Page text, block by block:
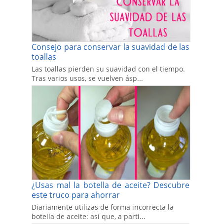
Consejo para conservar la suavidad de las
toallas
Las toallas pierden su suavidad con el tiempo.
Tras varios usos, se vuelven ásp...
¿Usas mal la botella de aceite? Descubre
este truco para ahorrar
Diariamente utilizas de forma incorrecta la
botella de aceite: así que, a parti...